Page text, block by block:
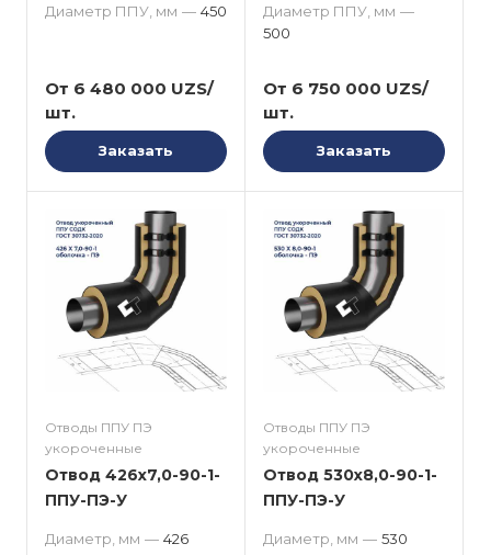
Диаметр ППУ, мм — 450
От 6 480 000 UZS/
шт.
Заказать
Диаметр ППУ, мм —
500
От 6 750 000 UZS/
шт.
Заказать
Отводы ППУ ПЭ
укороченные
Отвод 426x7,0-90-1-
ППУ-ПЭ-У
Диаметр, мм — 426
Отводы ППУ ПЭ
укороченные
Отвод 530x8,0-90-1-
ППУ-ПЭ-У
Диаметр, мм — 530